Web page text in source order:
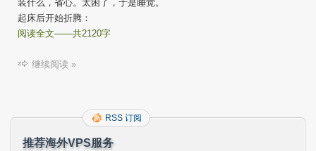
装什么，省心。太困了，于是睡觉。
起床后开始折腾：
阅读全文——共2120字
继续阅读 »
RSS 订阅
推荐海外VPS服务